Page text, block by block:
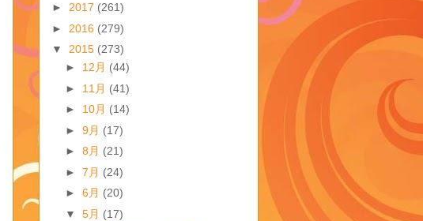
► 2017 (261)
► 2016 (279)
▼ 2015 (273)
► 12月 (44)
► 11月 (41)
► 10月 (14)
► 9月 (17)
► 8月 (21)
► 7月 (24)
► 6月 (20)
▼ 5月 (17)